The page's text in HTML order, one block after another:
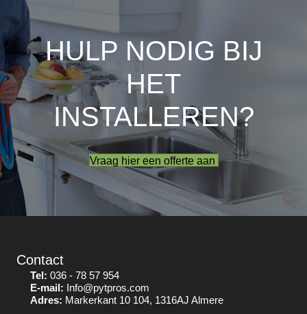
HULP NODIG BIJ
HET
INSTALLEREN?
Vraag hier een offerte aan
Contact
Tel: 036 - 78 57 954
E-mail: Info@pytpros.com
Adres: Markerkant 10 104, 1316AJ Almere